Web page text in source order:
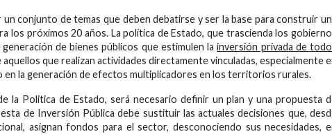
conjunto de temas que deben debatirse y ser la base para construir
los próximos 20 años. La política de Estado, que trascienda los
de bienes públicos que estimulen lainversión privada de
que realizan actividades directamente vinculadas, especialmente
en la generación de efectos multiplicadores en los territorios rurales.
la Politica de Estado, será necesario definir un plan y una propuesta
de Inversión Pública debe sustituir las actuales decisiones que,
asignan fondos para el sector, desconociendo sus necesidades,